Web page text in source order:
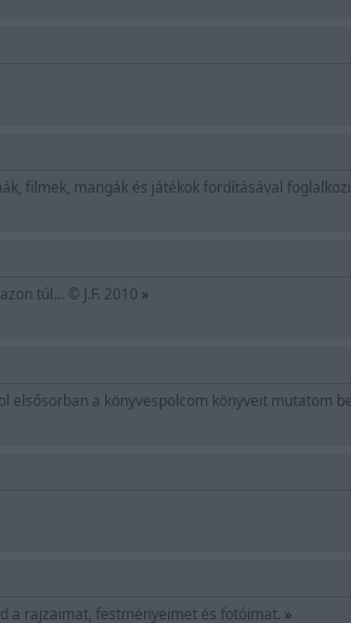
filmek, mangák és játékok fordításával
túl... © J.F. 2010 »
elsősorban a könyvespolcom könyveit mutatom
a rajzaimat, festményeimet és fotóimat. »